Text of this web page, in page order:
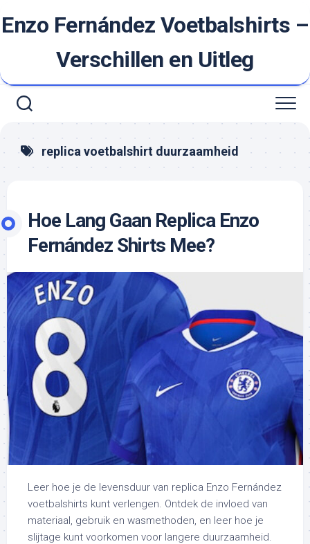
naar
Enzo Fernández Voetbalshirts –
Verschillen en Uitleg
replica voetbalshirt duurzaamheid
Hoe Lang Gaan Replica Enzo
Fernández Shirts Mee?
Leer hoe je de levensduur van replica Enzo Fernández
voetbalshirts kunt verlengen. Ontdek de invloed van
materiaal, gebruik en wasmethoden, en leer hoe je
slijtage kunt voorkomen voor langere duurzaamheid.